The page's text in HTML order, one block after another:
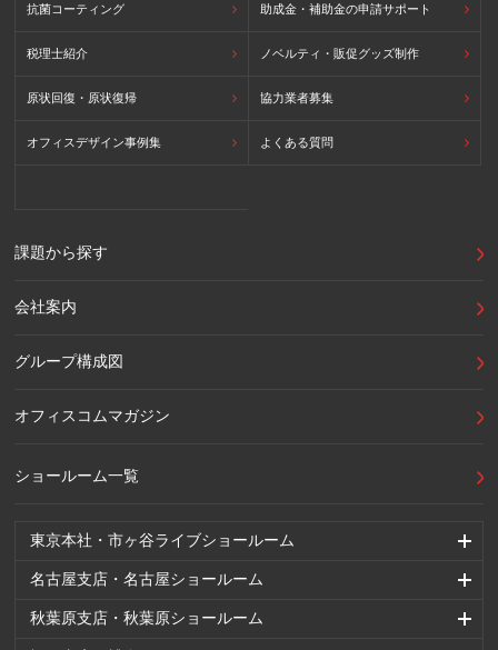
東京本社・市ヶ谷ライブショールーム
名古屋支店・名古屋ショールーム
秋葉原支店・秋葉原ショールーム
抗菌コーティング 助成金・補助金の申請サポート
税理士紹介 ノベルティ・販促グッズ制作
原状回復・原状復帰 協力業者募集
オフィスデザイン事例集 よくある質問
課題から探す
会社案内
グループ構成図
オフィスコムマガジン
ショールーム一覧